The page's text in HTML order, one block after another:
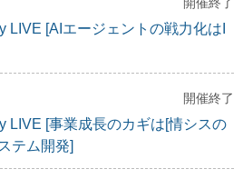
開催終了
LIVE [AIエージェントの戦力化はI
開催終了
LIVE [事業成長のカギは[情シスの
テム開発]